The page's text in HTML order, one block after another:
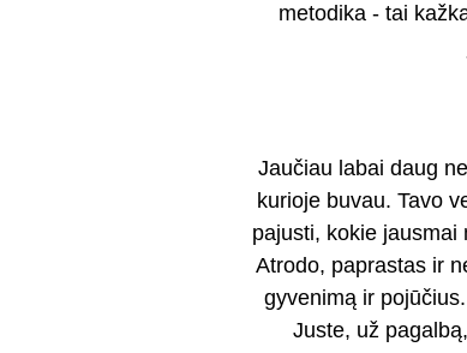
metodika - tai
Jaučiau labai daug
kurioje buvau. Tavo
pajusti, kokie jausmai
Atrodo, paprastas ir
gyvenimą ir
Juste, už